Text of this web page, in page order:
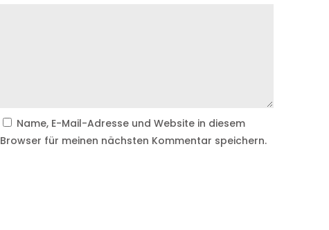
Name, E-Mail-Adresse und Website in diesem
Browser für meinen nächsten Kommentar speichern.